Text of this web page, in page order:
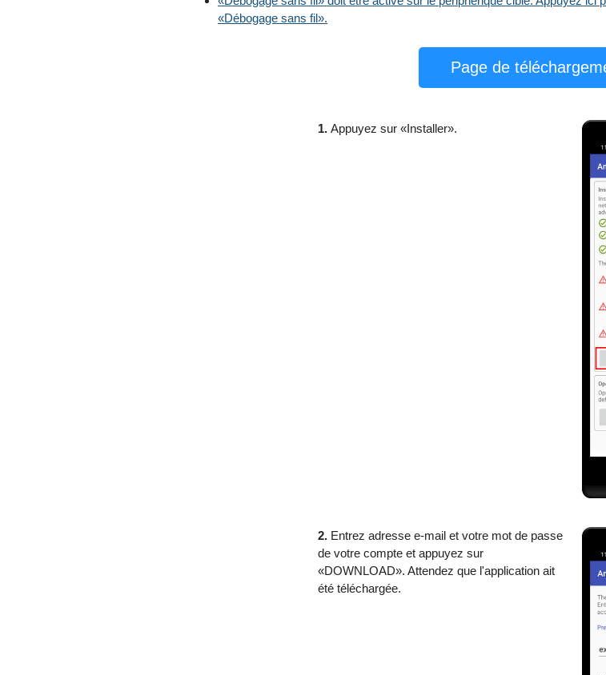
«Débogage sans fil».
Page de
1. Appuyez sur «Installer».
2. Entrez adresse e-mail et votre mot de passe
de votre compte et appuyez sur
«DOWNLOAD». Attendez que l'application ait
été téléchargée.